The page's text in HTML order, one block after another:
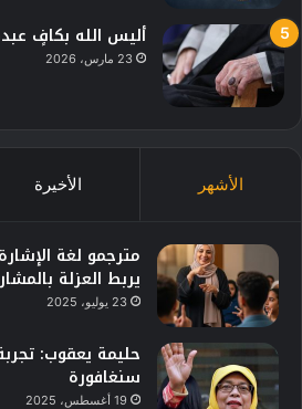
أليس الله بكافٍ
23 مارس، 2026
الأشهر الأخيرة
مترجمو لغة
يربط العزلة
23 يوليو، 2025
حليمة يعقوب:
سنغافورة
19 أغسطس، 2025